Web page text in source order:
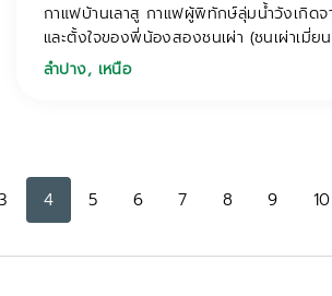
กาแฟบ้านเลาสู กาแฟผู้พิทักษ์ลุ่มน้ำวังเกิด
และตั้งใจของพี่น้องสองชนเผ่า (ชนเผ่าเมี่ยน
ลำปาง, เหนือ
4 5 6 7 8 9 10